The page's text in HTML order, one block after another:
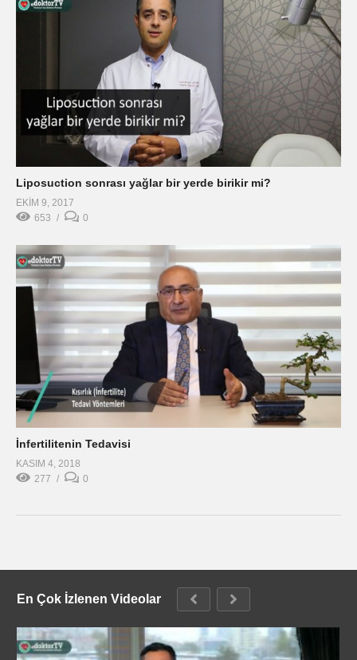
Liposuction sonrası yağlar bir yerde birikir mi?
EKIM 9, 2017
653
0
İnfertilitenin Tedavisi
KASIM 4, 2018
277
0
En Çok İzlenen Videolar